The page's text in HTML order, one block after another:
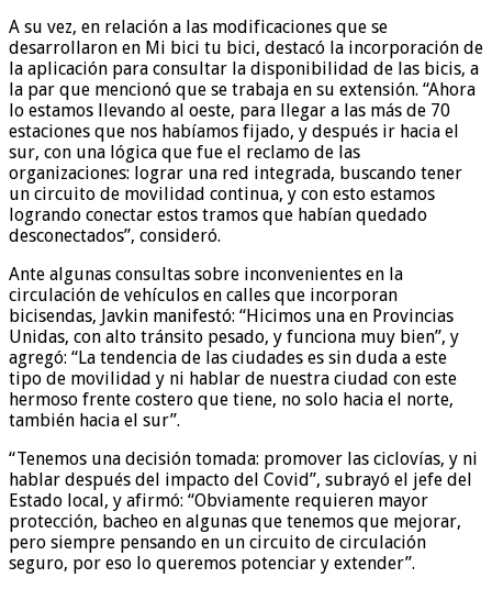
A su vez, en relación a las modificaciones que se
desarrollaron en Mi bici tu bici, destacó la incorporación de
la aplicación para consultar la disponibilidad de las bicis, a
la par que mencionó que se trabaja en su extensión. “Ahora
lo estamos llevando al oeste, para llegar a las más de 70
estaciones que nos habíamos fijado, y después ir hacia el
sur, con una lógica que fue el reclamo de las
organizaciones: lograr una red integrada, buscando tener
un circuito de movilidad continua, y con esto estamos
logrando conectar estos tramos que habían quedado
desconectados”, consideró.
Ante algunas consultas sobre inconvenientes en la
circulación de vehículos en calles que incorporan
bicisendas, Javkin manifestó: “Hicimos una en Provincias
Unidas, con alto tránsito pesado, y funciona muy bien”, y
agregó: “La tendencia de las ciudades es sin duda a este
tipo de movilidad y ni hablar de nuestra ciudad con este
hermoso frente costero que tiene, no solo hacia el norte,
también hacia el sur”.
“Tenemos una decisión tomada: promover las ciclovías, y ni
hablar después del impacto del Covid”, subrayó el jefe del
Estado local, y afirmó: “Obviamente requieren mayor
protección, bacheo en algunas que tenemos que mejorar,
pero siempre pensando en un circuito de circulación
seguro, por eso lo queremos potenciar y extender”.